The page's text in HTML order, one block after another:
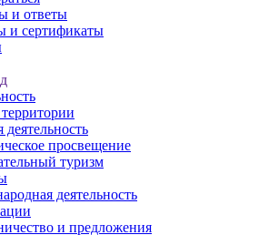
и ответы
и сертификаты
деятельность
просвещение
туризм
деятельность
и предложения